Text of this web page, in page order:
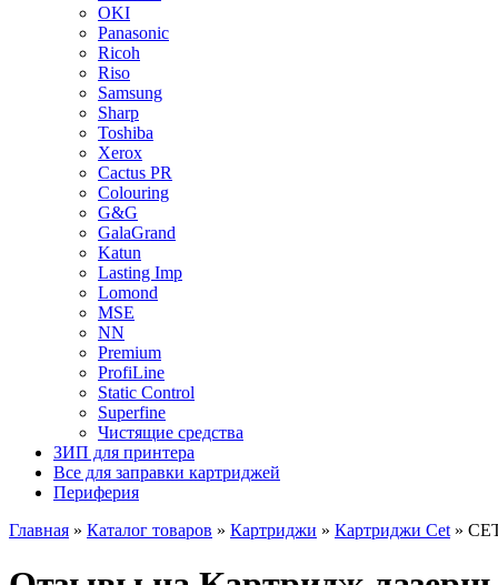
OKI
Panasonic
Ricoh
Riso
Samsung
Sharp
Toshiba
Xerox
Cactus PR
Colouring
G&G
GalaGrand
Katun
Lasting Imp
Lomond
MSE
NN
Premium
ProfiLine
Static Control
Superfine
Чистящие средства
ЗИП для принтера
Все для заправки картриджей
Периферия
Главная » Каталог товаров » Картриджи » Картриджи Cet »